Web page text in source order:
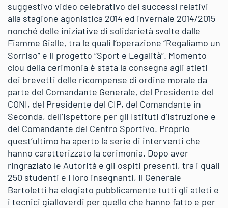
suggestivo video celebrativo dei successi relativi
alla stagione agonistica 2014 ed invernale 2014/2015
nonché delle iniziative di solidarietà svolte dalle
Fiamme Gialle, tra le quali l’operazione “Regaliamo un
Sorriso” e il progetto “Sport e Legalità”. Momento
clou della cerimonia è stata la consegna agli atleti
dei brevetti delle ricompense di ordine morale da
parte del Comandante Generale, del Presidente del
CONI, del Presidente del CIP, del Comandante in
Seconda, dell’Ispettore per gli Istituti d’Istruzione e
del Comandante del Centro Sportivo. Proprio
quest’ultimo ha aperto la serie di interventi che
hanno caratterizzato la cerimonia. Dopo aver
ringraziato le Autorità e gli ospiti presenti, tra i quali
250 studenti e i loro insegnanti, Il Generale
Bartoletti ha elogiato pubblicamente tutti gli atleti e
i tecnici gialloverdi per quello che hanno fatto e per